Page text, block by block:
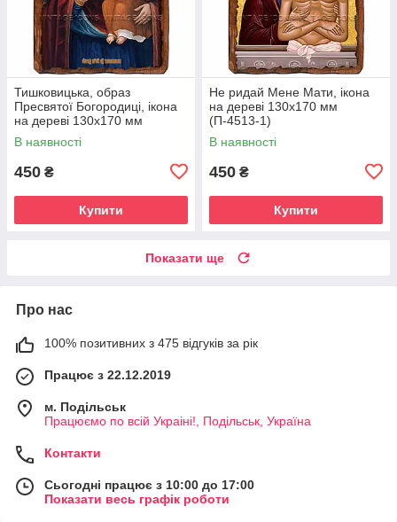
Тишковицька, образ
Пресвятої Богородиці, ікона
на дереві 130х170 мм
(П-4564-1)
В наявності
450 ₴
Купити
Не ридай Мене Мати, ікона
на дереві 130х170 мм
(П-4513-1)
В наявності
450 ₴
Купити
Показати ще
Про нас
100% позитивних з 475 відгуків за рік
Працює з 22.12.2019
м. Подільськ
Працюємо по всій Украіні!, Подільськ, Україна
Контакти
Сьогодні працює з 10:00 до 17:00
Показати весь графік роботи